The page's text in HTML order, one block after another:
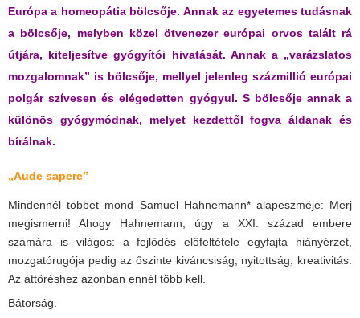
Európa a homeopátia bölcsője. Annak az egyetemes tudásnak
a bölcsője, melyben közel ötvenezer európai orvos talált rá
útjára, kiteljesítve gyógyítói hivatását. Annak a „varázslatos
mozgalomnak” is bölcsője, mellyel jelenleg százmillió európai
polgár szívesen és elégedetten gyógyul. S bölcsője annak a
különös gyógymódnak, melyet kezdettől fogva áldanak és
bírálnak.
„Aude sapere”
Mindennél többet mond Samuel Hahnemann* alapeszméje: Merj
megismerni! Ahogy Hahnemann, úgy a XXI. század embere
számára is világos: a fejlődés előfeltétele egyfajta hiányérzet,
mozgatórugója pedig az őszinte kiváncsiság, nyitottság, kreativitás.
Az áttöréshez azonban ennél több kell.
Bátorság.